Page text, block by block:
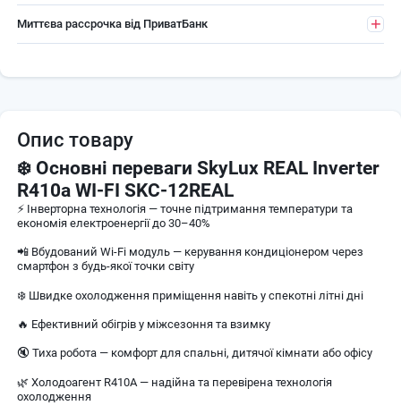
Миттєва рассрочка від ПриватБанк
Опис товару
❄️ Основні переваги SkyLux REAL Inverter
R410a WI-FI SKC-12REAL
⚡ Інверторна технологія — точне підтримання температури та
економія електроенергії до 30–40%
📲 Вбудований Wi-Fi модуль — керування кондиціонером через
смартфон з будь-якої точки світу
❄️ Швидке охолодження приміщення навіть у спекотні літні дні
🔥 Ефективний обігрів у міжсезоння та взимку
🔇 Тиха робота — комфорт для спальні, дитячої кімнати або офісу
🌿 Холодоагент R410A — надійна та перевірена технологія
охолодження